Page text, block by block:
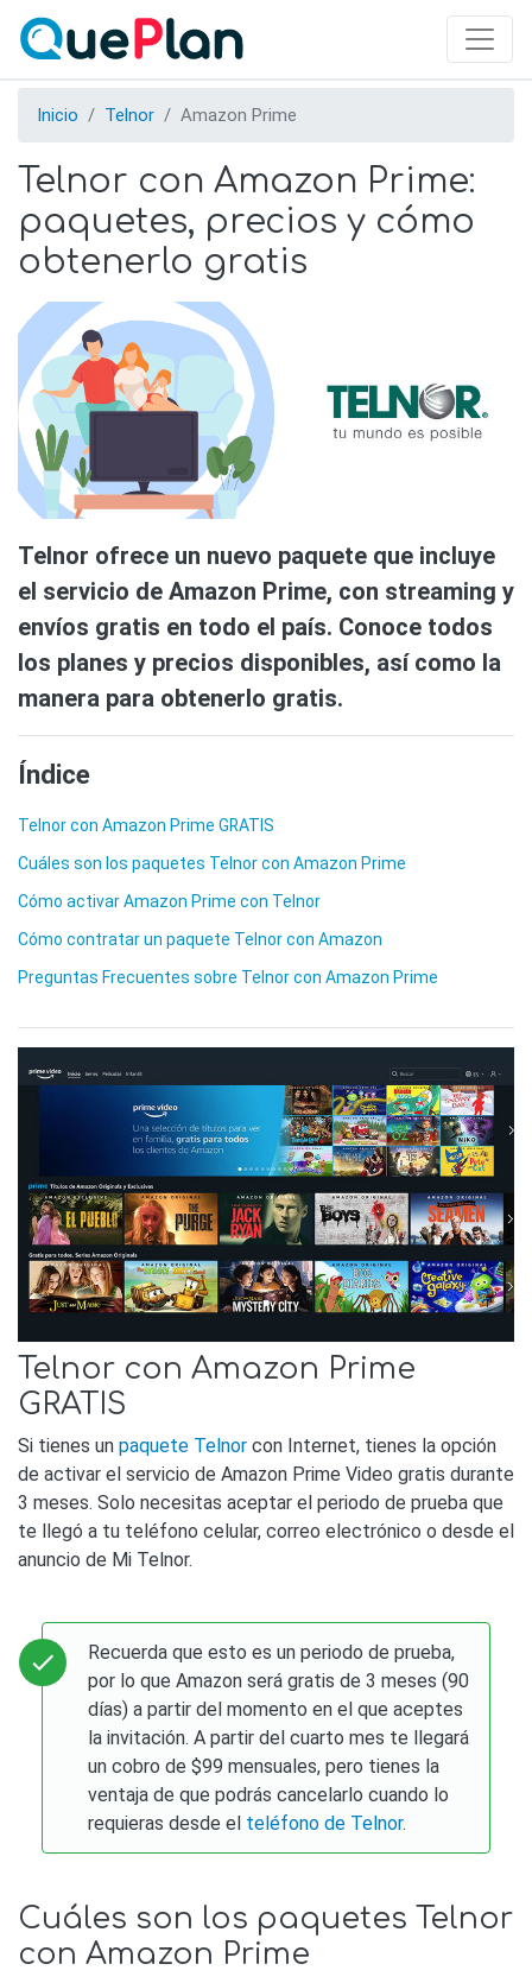
Inicio Telnor Amazon Prime
Telnor con Amazon Prime:
paquetes, precios y cómo
obtenerlo gratis
Telnor ofrece un nuevo paquete que incluye
el servicio de Amazon Prime, con streaming y
envíos gratis en todo el país. Conoce todos
los planes y precios disponibles, así como la
manera para obtenerlo gratis.
Índice
Telnor con Amazon Prime GRATIS
Cuáles son los paquetes Telnor con Amazon Prime
Cómo activar Amazon Prime con Telnor
Cómo contratar un paquete Telnor con Amazon
Preguntas Frecuentes sobre Telnor con Amazon Prime
Telnor con Amazon Prime
GRATIS
Si tienes un paquete Telnor con Internet, tienes la opción
de activar el servicio de Amazon Prime Video gratis durante
3 meses. Solo necesitas aceptar el periodo de prueba que
te llegó a tu teléfono celular, correo electrónico o desde el
anuncio de Mi Telnor.
Recuerda que esto es un periodo de prueba,
por lo que Amazon será gratis de 3 meses (90
días) a partir del momento en el que aceptes
la invitación. A partir del cuarto mes te llegará
un cobro de $99 mensuales, pero tienes la
ventaja de que podrás cancelarlo cuando lo
requieras desde el teléfono de Telnor.
Cuáles son los paquetes Telnor
con Amazon Prime